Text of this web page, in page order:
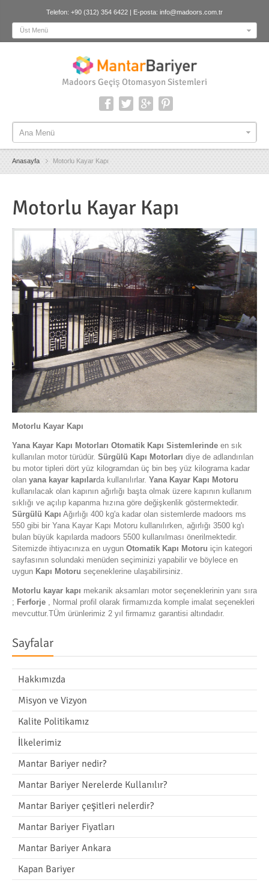
Telefon: +90 (312) 354 6422 | E-posta: info@madoors.com.tr
Üst Menü
Madoors Geçiş Otomasyon Sistemleri
Ana Menü
Ana Menü
Anasayfa Motorlu Kayar Kapı
Motorlu Kayar Kapı
Motorlu Kayar Kapı
Yana Kayar Kapı Motorları Otomatik Kapı Sistemlerinde en sık
kullanılan motor türüdür. Sürgülü Kapı Motorları diye de adlandırılan
bu motor tipleri dört yüz kilogramdan üç bin beş yüz kilograma kadar
olan yana kayar kapılarda kullanılırlar. Yana Kayar Kapı Motoru
kullanılacak olan kapının ağırlığı başta olmak üzere kapının kullanım
sıklığı ve açılıp kapanma hızına göre değişkenlik göstermektedir.
Sürgülü Kapı Ağırlığı 400 kg'a kadar olan sistemlerde madoors ms
550 gibi bir Yana Kayar Kapı Motoru kullanılırken, ağırlığı 3500 kg'ı
bulan büyük kapılarda madoors 5500 kullanılması önerilmektedir.
Sitemizde ihtiyacınıza en uygun Otomatik Kapı Motoru için kategori
sayfasının solundaki menüden seçiminizi yapabilir ve böylece en
uygun Kapı Motoru seçeneklerine ulaşabilirsiniz.
Motorlu kayar kapı mekanik aksamları motor seçeneklerinin yanı sıra
; Ferforje , Normal profil olarak firmamızda komple imalat seçenekleri
mevcuttur.TÜm ürünlerimiz 2 yıl firmamız garantisi altındadır.
Sayfalar
Hakkımızda
Misyon ve Vizyon
Kalite Politikamız
İlkelerimiz
Mantar Bariyer nedir?
Mantar Bariyer Nerelerde Kullanılır?
Mantar Bariyer çeşitleri nelerdir?
Mantar Bariyer Fiyatları
Mantar Bariyer Ankara
Kapan Bariyer